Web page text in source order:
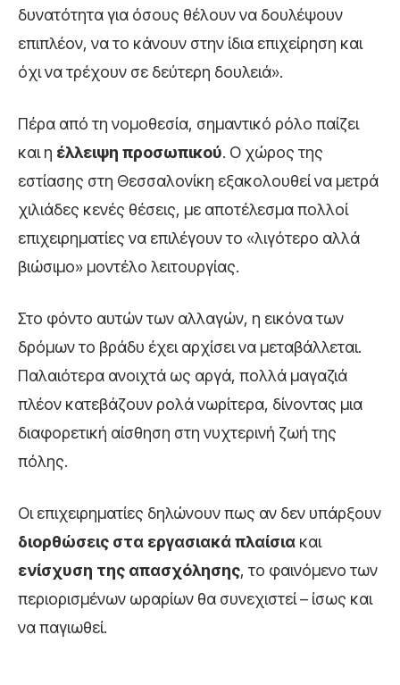
δυνατότητα για όσους θέλουν να δουλέψουν
επιπλέον, να το κάνουν στην ίδια επιχείρηση και
όχι να τρέχουν σε δεύτερη δουλειά».
Πέρα από τη νομοθεσία, σημαντικό ρόλο παίζει
και η έλλειψη προσωπικού. Ο χώρος της
εστίασης στη Θεσσαλονίκη εξακολουθεί να μετρά
χιλιάδες κενές θέσεις, με αποτέλεσμα πολλοί
επιχειρηματίες να επιλέγουν το «λιγότερο αλλά
βιώσιμο» μοντέλο λειτουργίας.
Στο φόντο αυτών των αλλαγών, η εικόνα των
δρόμων το βράδυ έχει αρχίσει να μεταβάλλεται.
Παλαιότερα ανοιχτά ως αργά, πολλά μαγαζιά
πλέον κατεβάζουν ρολά νωρίτερα, δίνοντας μια
διαφορετική αίσθηση στη νυχτερινή ζωή της
πόλης.
Οι επιχειρηματίες δηλώνουν πως αν δεν υπάρξουν
διορθώσεις στα εργασιακά πλαίσια και
ενίσχυση της απασχόλησης, το φαινόμενο των
περιορισμένων ωραρίων θα συνεχιστεί – ίσως και
να παγιωθεί.